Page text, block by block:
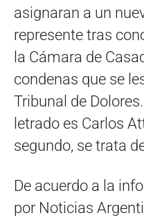
asignaran a un
represente tras
la Cámara de
condenas que se
Tribunal de
letrado es Carlos
segundo, se trata
De acuerdo a la
por Noticias